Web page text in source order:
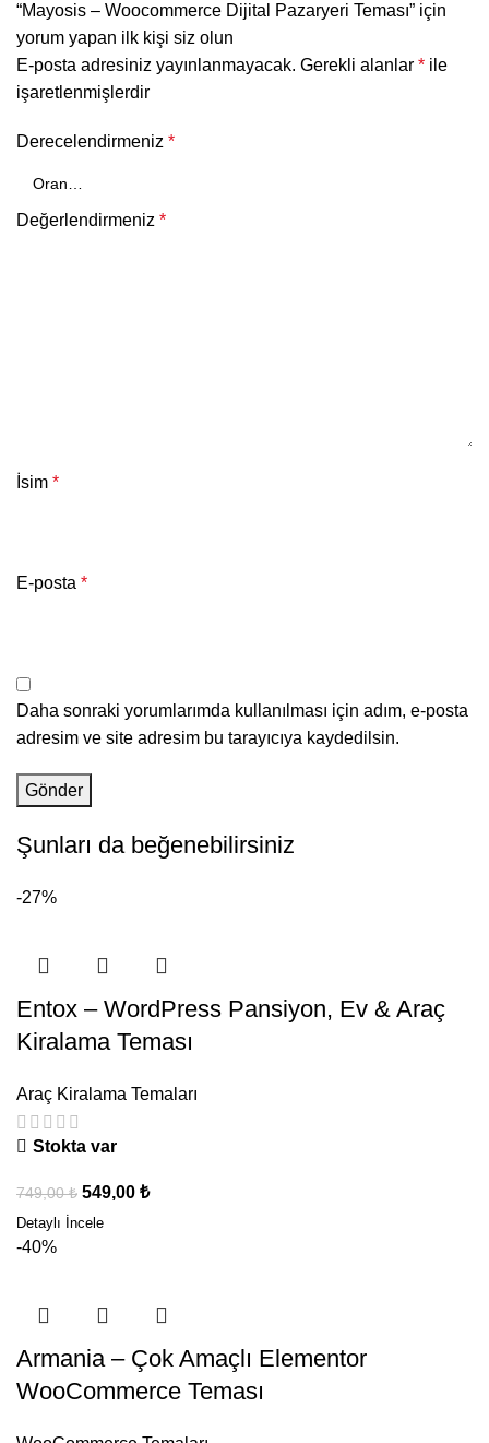
“Mayosis – Woocommerce Dijital Pazaryeri Teması” için
yorum yapan ilk kişi siz olun
E-posta adresiniz yayınlanmayacak. Gerekli alanlar * ile
işaretlenmişlerdir
Derecelendirmeniz *
Değerlendirmeniz *
İsim *
E-posta *
Daha sonraki yorumlarımda kullanılması için adım, e-posta
adresim ve site adresim bu tarayıcıya kaydedilsin.
Şunları da beğenebilirsiniz
-27%
Entox – WordPress Pansiyon, Ev & Araç
Kiralama Teması
Araç Kiralama Temaları
Stokta var
749,00₺ 549,00 ₺
-40%
Armania – Çok Amaçlı Elementor
WooCommerce Teması